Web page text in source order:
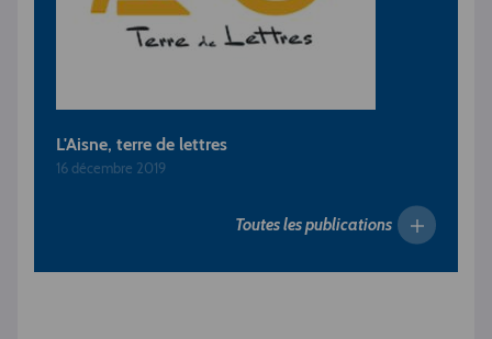
L'Aisne, terre de lettres
16 décembre 2019
Toutes les publications